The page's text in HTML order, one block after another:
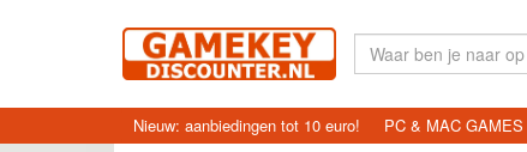
Nieuw: aanbiedingen tot 10 euro! PC & MAC GAMES